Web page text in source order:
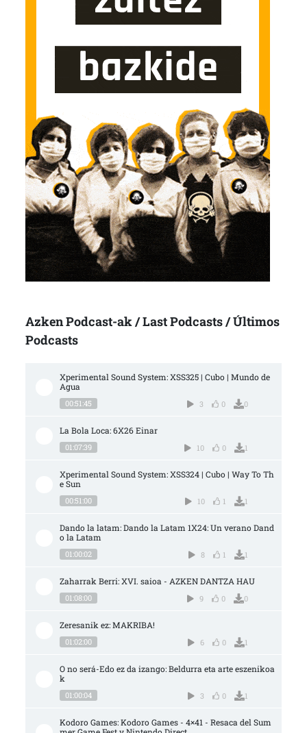
Azken Podcast-ak / Last Podcasts / Últimos
Podcasts
Xperimental Sound System: XSS325 | Cubo | Mundo de
Agua
00:51:45 3 0 0
La Bola Loca: 6X26 Einar
01:07:39 10 0 1
Xperimental Sound System: XSS324 | Cubo | Way To Th
e Sun
00:51:00 10 1 1
Dando la latam: Dando la Latam 1X24: Un verano Dand
o la Latam
01:00:02 8 1 1
Zaharrak Berri: XVI. saioa - AZKEN DANTZA HAU
01:08:00 9 0 0
Zeresanik ez: MAKRIBA!
01:02:00 6 0 1
O no será-Edo ez da izango: Beldurra eta arte eszenikoa
k
01:00:04 3 0 1
Kodoro Games: Kodoro Games - 4×41 - Resaca del Sum